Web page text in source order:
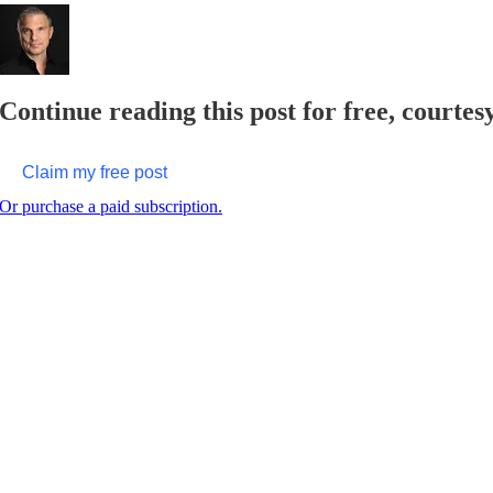
Continue reading this post for free,
Claim my free post
Or purchase a paid subscription.